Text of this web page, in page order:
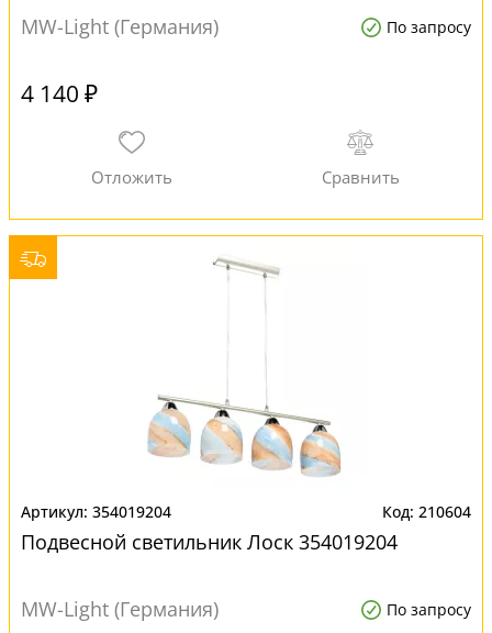
MW-Light (Германия) По запросу
4 140 ₽
354019204 210604
Подвесной светильник Лоск 354019204
MW-Light (Германия) По запросу